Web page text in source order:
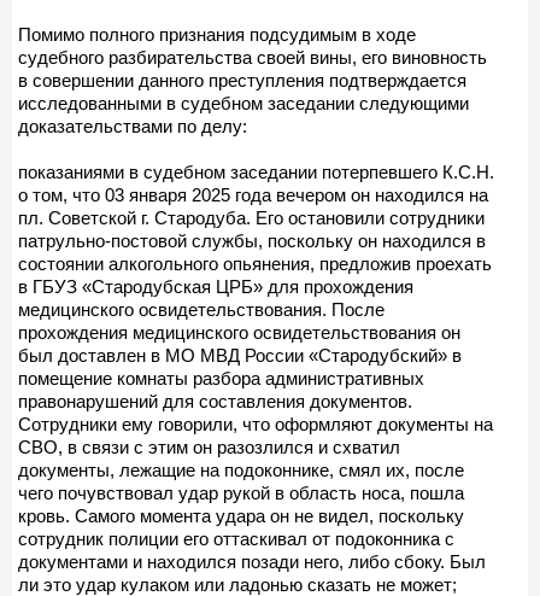
Помимо полного признания подсудимым в ходе
судебного разбирательства своей вины, его виновность
в совершении данного преступления подтверждается
исследованными в судебном заседании следующими
доказательствами по делу:
показаниями в судебном заседании потерпевшего К.С.Н.
о том, что 03 января 2025 года вечером он находился на
пл. Советской г. Стародуба. Его остановили сотрудники
патрульно-постовой службы, поскольку он находился в
состоянии алкогольного опьянения, предложив проехать
в ГБУЗ «Стародубская ЦРБ» для прохождения
медицинского освидетельствования. После
прохождения медицинского освидетельствования он
был доставлен в МО МВД России «Стародубский» в
помещение комнаты разбора административных
правонарушений для составления документов.
Сотрудники ему говорили, что оформляют документы на
СВО, в связи с этим он разозлился и схватил
документы, лежащие на подоконнике, смял их, после
чего почувствовал удар рукой в область носа, пошла
кровь. Самого момента удара он не видел, поскольку
сотрудник полиции его оттаскивал от подоконника с
документами и находился позади него, либо сбоку. Был
ли это удар кулаком или ладонью сказать не может;